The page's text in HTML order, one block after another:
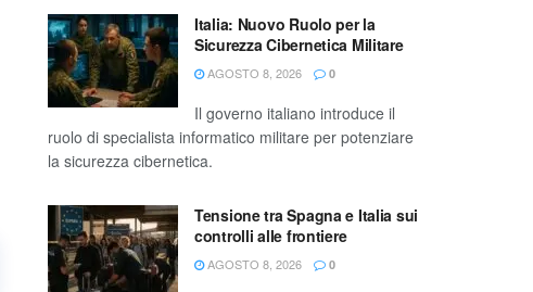
Italia: Nuovo Ruolo per la
Sicurezza Cibernetica Militare
AGOSTO 8, 2026 0
Il governo italiano introduce il
ruolo di specialista informatico militare per potenziare
la sicurezza cibernetica.
Tensione tra Spagna e Italia sui
controlli alle frontiere
AGOSTO 8, 2026 0